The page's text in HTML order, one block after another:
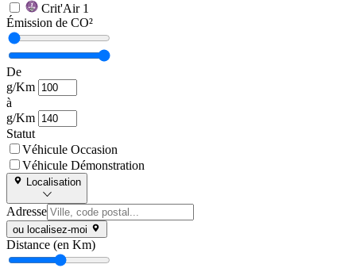
Crit'Air 1
Émission de CO²
De
g/Km
à
g/Km
Statut
Véhicule Occasion
Véhicule Démonstration
Localisation
Adresse
ou localisez-moi
Distance (en Km)